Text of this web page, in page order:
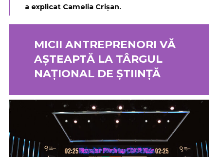
a explicat Camelia Crișan.
MICII ANTREPRENORI VĂ
AȘTEAPTĂ LA TÂRGUL
NAȚIONAL DE ȘTIINȚĂ